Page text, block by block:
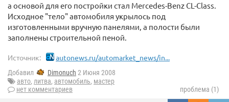
а основой для его постройки стал Mercedes-Benz CL-Class.
Исходное "тело" автомобиля укрылось под
изготовленными вручную панелями, а полости были
заполнены строительной пеной.
Источник: autonews.ru/automarket_news/in...
Добавил Dimonuch 2 Июня 2008
авто, литва, автомобиль, мастер
нет комментариев
проблема (1)